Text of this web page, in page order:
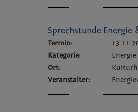
Sprechstunde Energie
Termin:
Kategorie:
Ort:
Veranstalter: